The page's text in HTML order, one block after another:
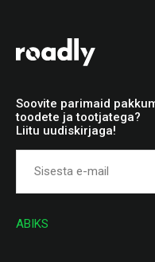
Soovite parimaid
toodete ja tootjatega?
Liitu uudiskirjaga!
ABIKS